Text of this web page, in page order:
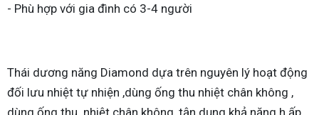
- Phù hợp với gia đình có 3-4 người
Thái dương năng Diamond dựa trên nguyên lý hoạt động
đối lưu nhiệt tự nhiện ,dùng ống thu nhiệt chân không ,
dùng ống thu nhiệt chân không, tận dụng khả năng h ấp